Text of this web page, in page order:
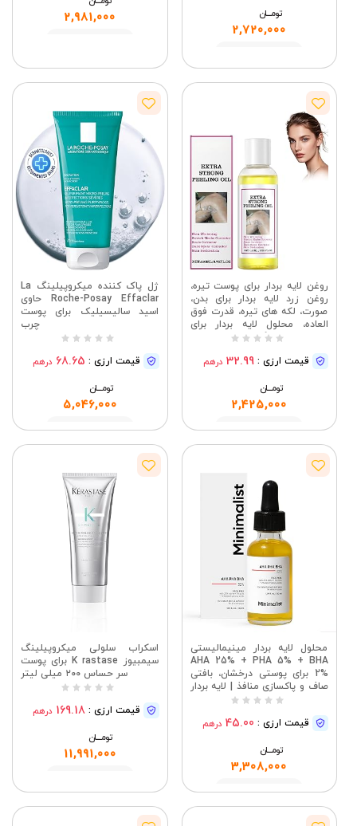
تومــــــان
2,720,000
2,981,000
روغن لایه بردار برای پوست تیره،
روغن زرد لایه بردار برای بدن،
صورت، لکه های تیره، قدرت فوق
العاده، محلول لایه بردار برای
روشن شدن رنگ پوست، از بین
بدن، برای انواع پوستقیمت ارزی : 32.99 درهم
تومــــــان
2,425,000
مشاهده
ژل پاک کننده میکروپیلینگ La
Roche-Posay Effaclar حاوی
اسید سالیسیلیک برای پوست
چرب
قیمت ارزی : 68.65 درهم
تومــــــان
5,046,000
مشاهده
محلول لایه بردار مینیمالیستی
AHA 25% + PHA 5% + BHA
2% برای پوستی درخشان، بافتی
صاف و پاکسازی منافذ | لایه بردار
یا لایه بردار صورت مخصوص آخر
قیمت ارزی : 45.00 درهم
تومــــــان
3,308,000
مشاهده
اسکراب سلولی میکروپیلینگ
سیمبیوز K rastase برای پوست
سر حساس ۲۰۰ میلی لیتر
قیمت ارزی : 169.18 درهم
تومــــــان
11,991,000